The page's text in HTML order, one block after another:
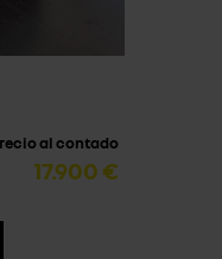
y una boutique de
todo lo necesario
al contado
17.900 €